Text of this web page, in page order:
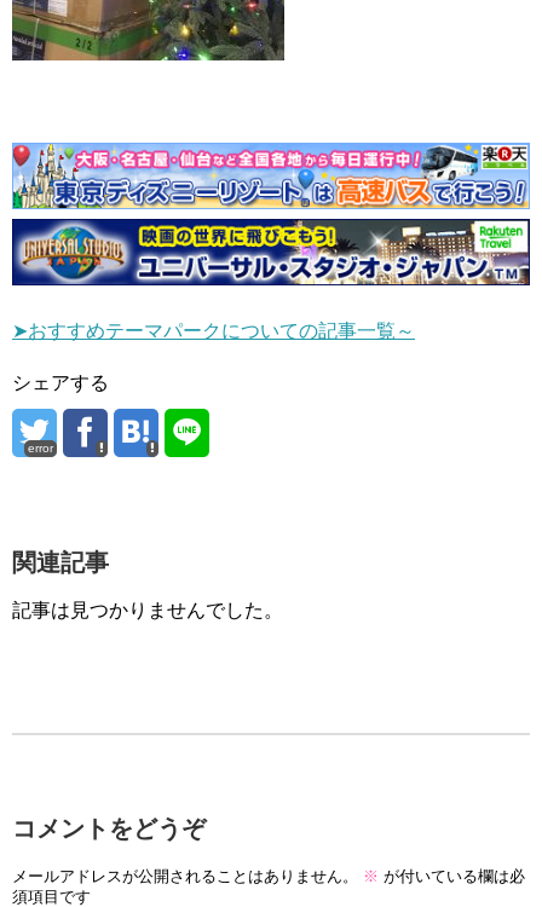
➤おすすめテーマパークについての記事一覧～
シェアする
error
関連記事
記事は見つかりませんでした。
コメントをどうぞ
メールアドレスが公開されることはありません。 ※ が付いている欄は必
須項目です